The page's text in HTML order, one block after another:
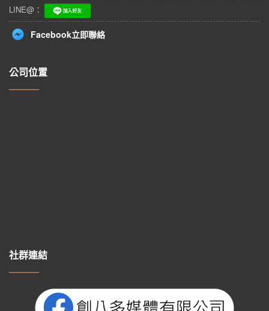
LINE@：
Facebook立即聯絡
公司位置
社群連結